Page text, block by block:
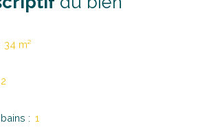
34 m²
2
: 1